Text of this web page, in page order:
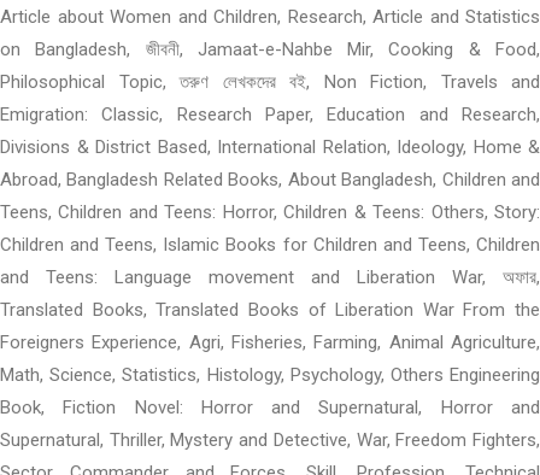
Article about Women and Children, Research, Article and Statistics
on Bangladesh, জীবনী, Jamaat-e-Nahbe Mir, Cooking & Food,
Philosophical Topic, তরুণ লেখকদের বই, Non Fiction, Travels and
Emigration: Classic, Research Paper, Education and Research,
Divisions & District Based, International Relation, Ideology, Home &
Abroad, Bangladesh Related Books, About Bangladesh, Children and
Teens, Children and Teens: Horror, Children & Teens: Others, Story:
Children and Teens, Islamic Books for Children and Teens, Children
and Teens: Language movement and Liberation War, অফার,
Translated Books, Translated Books of Liberation War From the
Foreigners Experience, Agri, Fisheries, Farming, Animal Agriculture,
Math, Science, Statistics, Histology, Psychology, Others Engineering
Book, Fiction Novel: Horror and Supernatural, Horror and
Supernatural, Thriller, Mystery and Detective, War, Freedom Fighters,